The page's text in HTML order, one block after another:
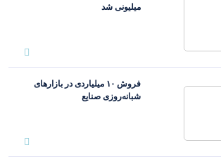
میلیونی شد
فروش ۱۰ میلیاردی در بازارهای
شبانه‌روزی صنایع